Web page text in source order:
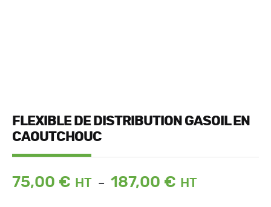
FLEXIBLE DE DISTRIBUTION GASOIL EN
CAOUTCHOUC
75,00 € – 187,00 €
Plage